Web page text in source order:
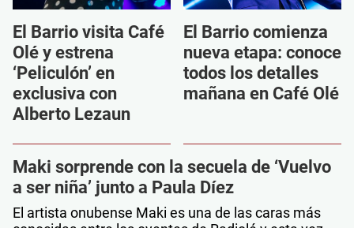
El Barrio visita Café
Olé y estrena
‘Peliculón’ en
exclusiva con
Alberto Lezaun
El Barrio comienza
nueva etapa: conoce
todos los detalles
mañana en Café Olé
Maki sorprende con la secuela de ‘Vuelvo
a ser niña’ junto a Paula Díez
El artista onubense Maki es una de las caras más